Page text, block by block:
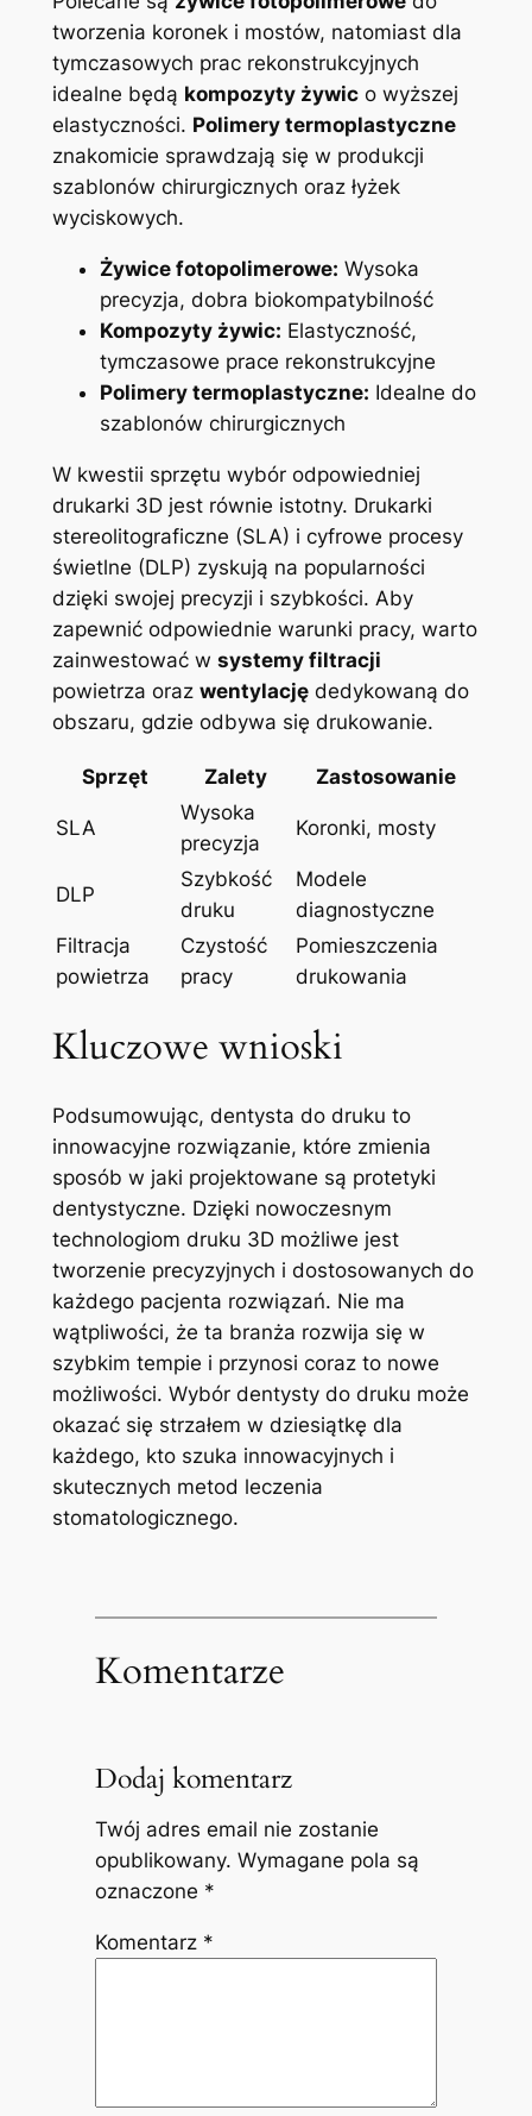
tworzenia koronek i ‍mostów, natomiast ​dla
tymczasowych⁣ prac rekonstrukcyjnych
idealne‌ będą kompozyty⁢ żywico wyższej⁣
elastyczności. Polimery termoplastyczne
znakomicie sprawdzają⁣ się w produkcji
szablonów ⁣chirurgicznych oraz łyżek
wyciskowych.
Żywice fotopolimerowe: ‍Wysoka
precyzja, dobra biokompatybilność
Kompozyty żywic: Elastyczność,
tymczasowe prace rekonstrukcyjne
Polimery termoplastyczne: Idealne do
szablonów‍ chirurgicznych
W kwestii sprzętu wybór odpowiedniej
drukarki ⁢3D ‍jest równie istotny. Drukarki
stereolitograficzne (SLA)‌ i cyfrowe procesy
‌świetlne (DLP) zyskują na popularności
dzięki swojej precyzji i szybkości. Aby
zapewnić odpowiednie warunki pracy, warto
zainwestować w systemy filtracji
powietrza oraz‍ wentylacjędedykowaną do‌
obszaru,⁢ gdzie⁢ odbywa się drukowanie.
Sprzęt Zalety Zastosowanie
SLA
Wysoka
precyzja
Koronki, mosty
DLP
Szybkość
druku
Modele
diagnostyczne
Filtracja​
powietrza
Czystość⁢
pracy
Pomieszczenia‌
drukowania
Kluczowe wnioski
Podsumowując, dentysta do druku⁤ to
innowacyjne‍ rozwiązanie, które zmienia
sposób ⁢w⁤ jaki projektowane są protetyki
dentystyczne. Dzięki nowoczesnym
technologiom druku 3D możliwe jest‍
tworzenie⁤ precyzyjnych i dostosowanych do
każdego pacjenta​ rozwiązań.‍ Nie ma
‌wątpliwości, ⁢że ta⁣ branża rozwija się w
szybkim tempie i przynosi coraz to nowe
możliwości. Wybór dentysty ​do druku może
okazać się strzałem w dziesiątkę dla
każdego, kto szuka ⁤innowacyjnych ⁣i
skutecznych‌ metod leczenia
stomatologicznego.
Komentarze
Dodaj komentarz
Twój adres email nie zostanie
opublikowany. Wymagane pola są
oznaczone *
Komentarz *